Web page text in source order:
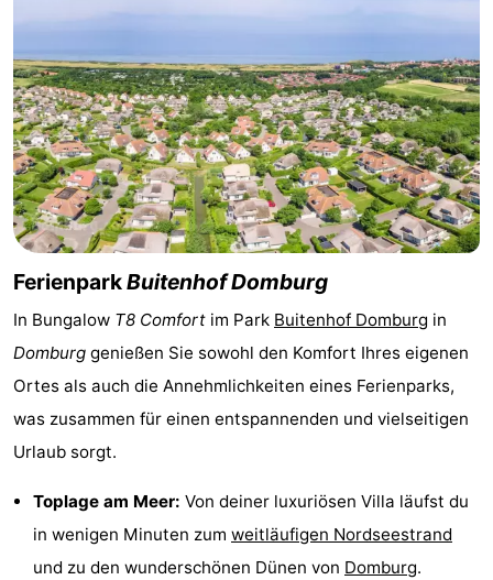
Aussichtspunkte
Attraktionen
-
Spielplätze
-
Indoor-
Spielplätze
-
Bowling
-
Minigolfplätze
Wellness-
Zentren
Dörfer
&
Natur
Sport
-
Schwimmbader
FerienparkBuitenhof Domburg
In Bungalow T8 Comfort im Park Buitenhof Domburg in
Domburg genießen Sie sowohl den Komfort Ihres eigenen
Ortes als auch die Annehmlichkeiten eines Ferienparks,
was zusammen für einen entspannenden und vielseitigen
Urlaub sorgt.
Toplage am Meer: Von deiner luxuriösen Villa läufst du
in wenigen Minuten zum weitläufigen Nordseestrand
und zu den wunderschönen Dünen von Domburg.